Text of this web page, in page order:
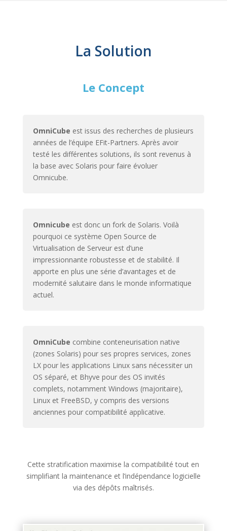
La Solution
Le Concept
OmniCube est issus des recherches de plusieurs
années de l’équipe EFit-Partners. Après avoir
testé les différentes solutions, ils sont revenus à
la base avec Solaris pour faire évoluer
Omnicube.
Omnicube est donc un fork de Solaris. Voilà
pourquoi ce système Open Source de
Virtualisation de Serveur est d’une
impressionnante robustesse et de stabilité. Il
apporte en plus une série d’avantages et de
modernité salutaire dans le monde informatique
actuel.
OmniCube combine conteneurisation native
(zones Solaris) pour ses propres services, zones
LX pour les applications Linux sans nécessiter un
OS séparé, et Bhyve pour des OS invités
complets, notamment Windows (majoritaire),
Linux et FreeBSD, y compris des versions
anciennes pour compatibilité applicative.
Cette stratification maximise la compatibilité tout en
simplifiant la maintenance et l’indépendance logicielle
via des dépôts maîtrisés.